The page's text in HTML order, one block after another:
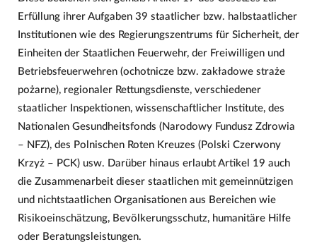
Erfüllung ihrer Aufgaben 39 staatlicher bzw. halbstaatlicher
Institutionen wie des Regierungszentrums für Sicherheit, der
Einheiten der Staatlichen Feuerwehr, der Freiwilligen und
Betriebsfeuerwehren (ochotnicze bzw. zakładowe straże
pożarne), regionaler Rettungsdienste, verschiedener
staatlicher Inspektionen, wissenschaftlicher Institute, des
Nationalen Gesundheitsfonds (Narodowy Fundusz Zdrowia
– NFZ), des Polnischen Roten Kreuzes (Polski Czerwony
Krzyż – PCK) usw. Darüber hinaus erlaubt Artikel 19 auch
die Zusammenarbeit dieser staatlichen mit gemeinnützigen
und nichtstaatlichen Organisationen aus Bereichen wie
Risikoeinschätzung, Bevölkerungsschutz, humanitäre Hilfe
oder Beratungsleistungen.